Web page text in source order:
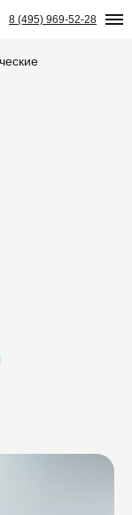
8 (495) 969-52-28